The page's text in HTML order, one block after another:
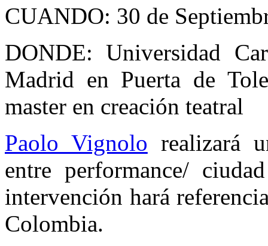
CUANDO: 30 de
DONDE: Universidad
Madrid en Puerta de
master en creación teatral
Paolo Vignolo realizará
entre performance/
intervención hará
Colombia.